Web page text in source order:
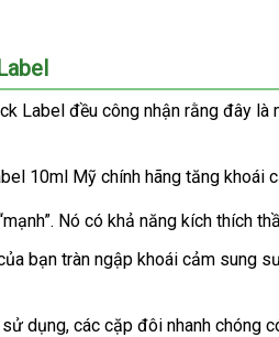
Label đều công nhận rằng đây
đã
qua
. Nó có khả năng kích thích
bạn tràn ngập khoái cảm sung
sử dụnghướng
, bình
các cặp đôi nhanh chóng